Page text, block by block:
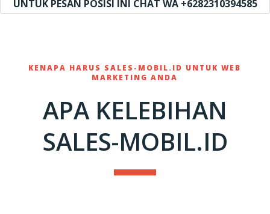
UNTUK PESAN POSISI INI CHAT WA +6282310394585
KENAPA HARUS SALES-MOBIL.ID UNTUK WEB
MARKETING ANDA
APA KELEBIHAN
SALES-MOBIL.ID